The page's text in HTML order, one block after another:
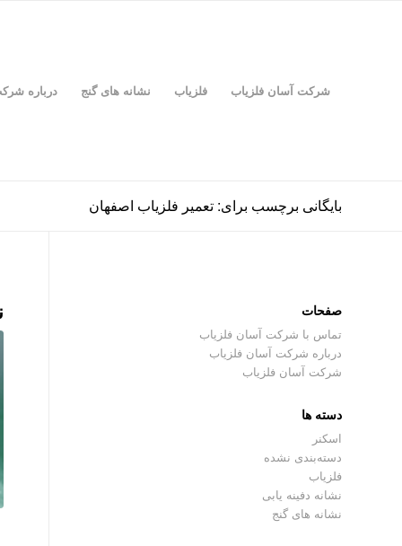
شرکت آسان فلزیاب فلزیاب نشانه های گنج درباره
بایگانی برچسب برای: تعمیر فلزیاب اصفهان
صفحات
تماس با شرکت آسان فلزیاب
درباره شرکت آسان فلزیاب
شرکت آسان فلزیاب
دسته ها
اسکنر
دسته‌بندی نشده
فلزیاب
نشانه دفینه یابی
نشانه های گنج